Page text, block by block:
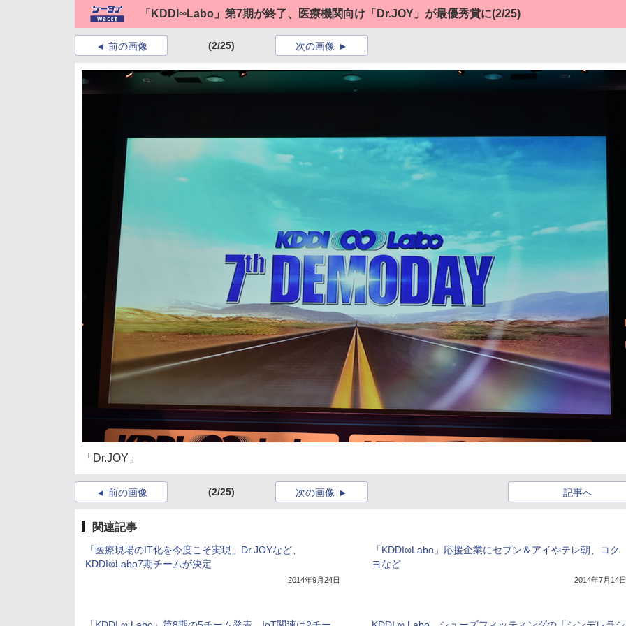
「KDDI∞Labo」第7期が終了、医療機関向け「Dr.JOY」が最優秀賞に(2/25)
前の画像 (2/25) 次の画像
「Dr.JOY」
前の画像 (2/25) 記事へ
次の画像
関連記事
「医療現場のIT化を今度こそ実現」Dr.JOYなど、
KDDI∞Labo7期チームが決定
2014年9月24日
「KDDI∞Labo」応援企業にセブン＆アイやテレ朝、コク
ヨなど
2014年7月14日